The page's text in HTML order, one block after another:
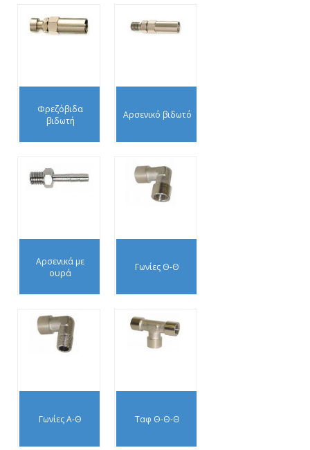
Φρεζόβιδα
βιδωτή
Αρσενικό βιδωτό
Αρσενικά με
ουρά
Γωνίες Θ-Θ
Γωνίες Α-Θ Ταφ Θ-Θ-Θ